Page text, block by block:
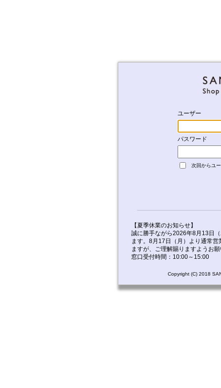
ユーザー
パスワード
次回からユ
【夏季休業のお知らせ】
誠に勝手ながら2026年8月13日
ます。8月17日（月）より通常
ますが、ご理解賜りますようお
窓口受付時間：10:00～15:00
Copyright (C) 2018